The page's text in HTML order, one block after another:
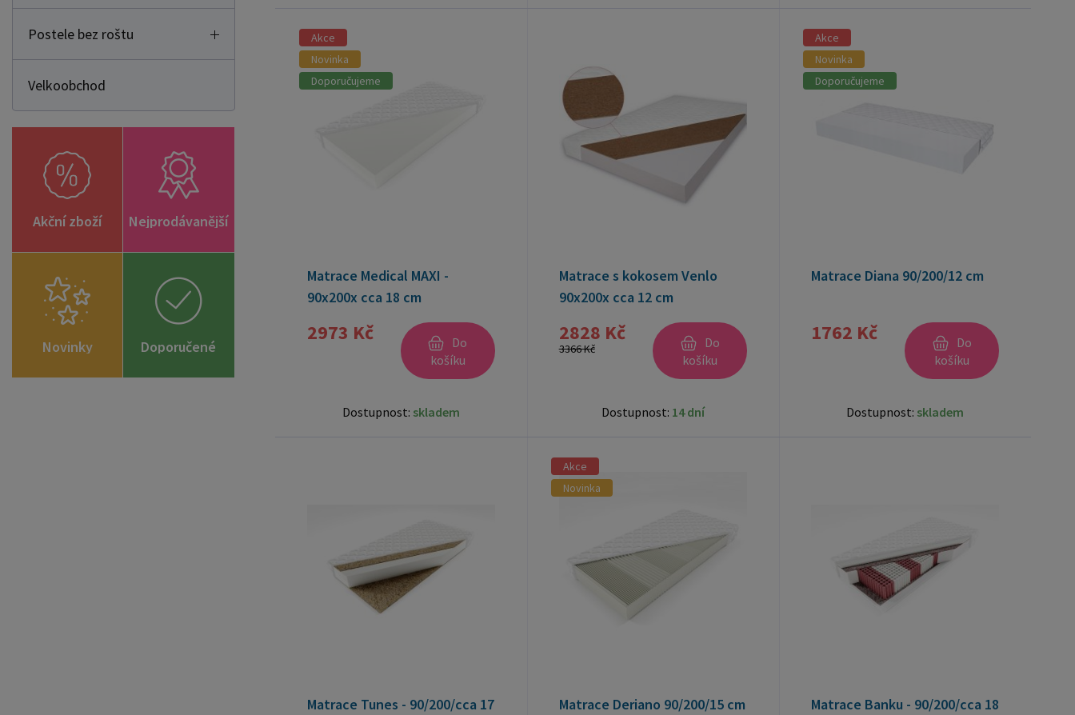
Postele bez roštu
Velkoobchod
Akční zboží Nejprodávanější
Novinky
Doporučené
zboží
Akce
Novinka
Doporučujeme
Matrace Medical MAXI -
90x200x cca 18 cm
2973 Kč
Do
košíku
Dostupnost: skladem
Matrace s kokosem Venlo
90x200x cca 12 cm
2828 Kč
3366 Kč
Do
košíku
Dostupnost: 14 dní
Akce
Novinka
Doporučujeme
Matrace Diana 90/200/12 cm
1762 Kč
Do
košíku
Dostupnost: skladem
Matrace Tunes - 90/200/cca 17
Akce
Novinka
Matrace Deriano 90/200/15 cm
Matrace Banku - 90/200/cca 18